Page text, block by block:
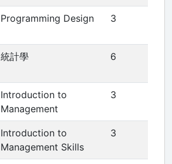
Programming Design 3
統計學 6
Introduction to
Management
3
Introduction to
Management Skills
3